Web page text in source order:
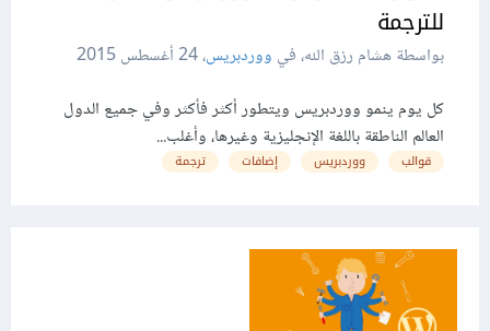
للترجمة
بواسطة هشام رزق الله، في ووردبريس،24 أغسطس 2015
كل يوم ينمو ووردبريس ويتطور أكثر فأكثر وفي جميع الدول
العالم الناطقة باللغة الإنجليزية وغيرها، وأغلب...
قوالب ووردبريس إضافات ترجمة